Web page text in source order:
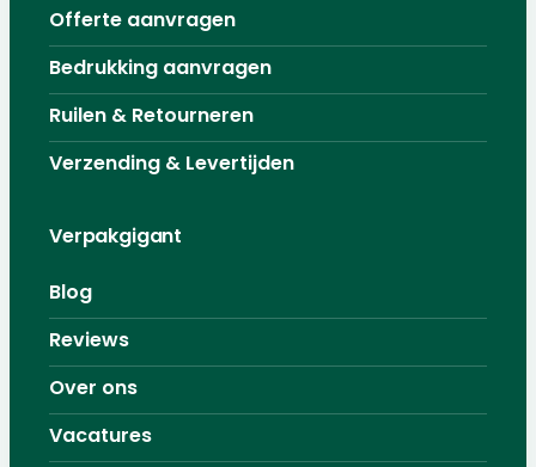
Offerte aanvragen
Bedrukking aanvragen
Ruilen & Retourneren
Verzending & Levertijden
Verpakgigant
Blog
Reviews
Over ons
Vacatures